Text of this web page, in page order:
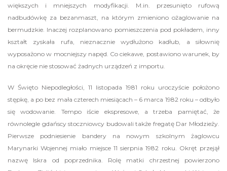
większych i mniejszych modyfikacji. M.in. przesunięto rufową
nadbudówkę za bezanmaszt, na którym zmieniono ożaglowanie na
bermudzkie. Inaczej rozplanowano pomieszczenia pod pokładem, inny
kształt zyskała rufa, nieznacznie wydłużono kadłub, a siłownię
wyposażono w mocniejszy napęd. Co ciekawe, postawiono warunek, by
na okręcie nie stosować żadnych urządzeń z importu.
W Święto Niepodległości, 11 listopada 1981 roku uroczyście położono
stępkę, a po bez mała czterech miesiącach – 6 marca 1982 roku – odbyło
się wodowanie. Tempo iście ekspresowe, a trzeba pamiętać, że
równolegle gdańscy stoczniowcy budowali także fregatę Dar Młodzieży.
Pierwsze podniesienie bandery na nowym szkolnym żaglowcu
Marynarki Wojennej miało miejsce 11 sierpnia 1982 roku. Okręt przejął
nazwę Iskra od poprzednika. Rolę matki chrzestnej powierzono